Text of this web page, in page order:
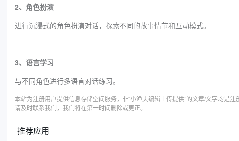
2、角色扮演
进行沉浸式的角色扮演对话，探索不同的故事情节和互动模式。
3、语言学习
与不同角色进行多语言对话练习。
本站为注册用户提供信息存储空间服务，非“小渔夫编辑上传提供”的文章/文字均是
请及时联系我们，我们将在第一时间删除或更正。
推荐应用